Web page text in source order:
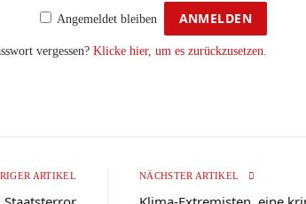
Angemeldet bleiben
vergessen? Klicke hier, um es zurückzusetzen.
ARTIKEL NÄCHSTER ARTIKEL